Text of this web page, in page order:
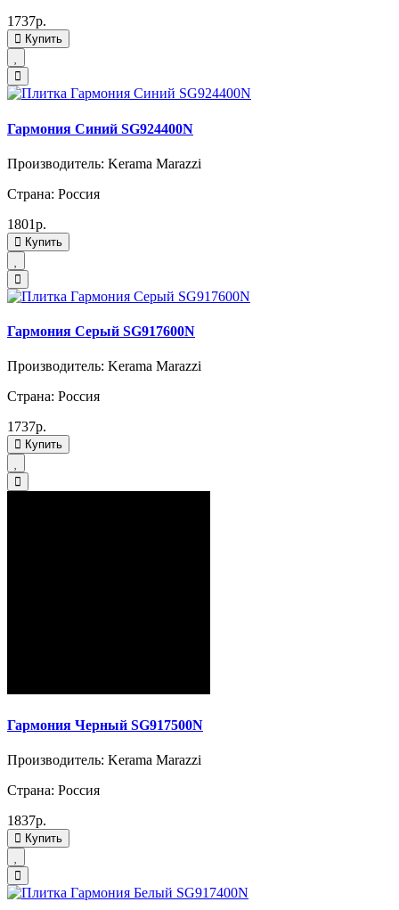
1737р.
Купить
Гармония Синий SG924400N
Производитель: Kerama Marazzi
Страна: Россия
1801р.
Купить
Гармония Серый SG917600N
Производитель: Kerama Marazzi
Страна: Россия
1737р.
Купить
Гармония Черный SG917500N
Производитель: Kerama Marazzi
Страна: Россия
1837р.
Купить